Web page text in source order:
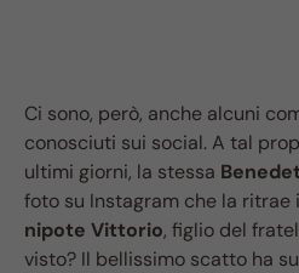
Ci sono, però, anche alcuni
conosciuti sui social. A tal
ultimi giorni, la stessa
foto su Instagram che la ritrae
nipote Vittorio, figlio del
visto? Il bellissimo scatto ha